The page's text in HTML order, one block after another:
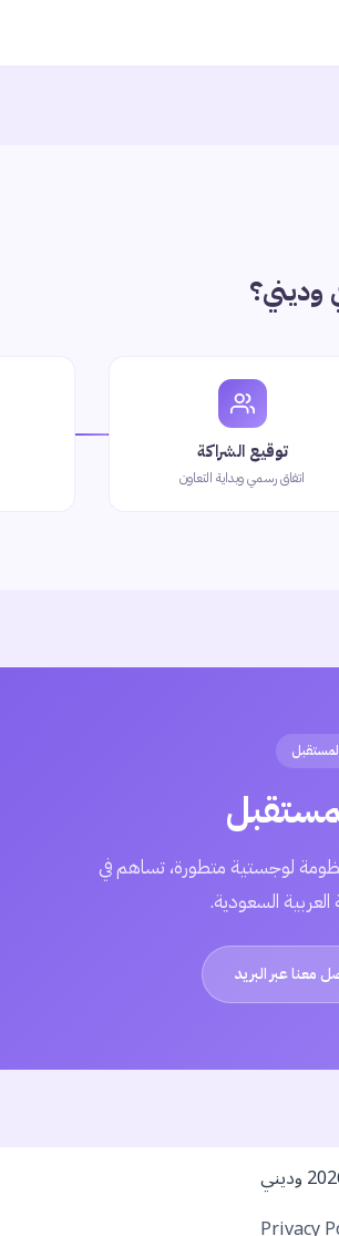
وديني؟
توقيع الشراكة
اتفاق رسمي وبداية التعاون
لوجستية متطورة، تساهم في
السعودية.
معنا عبر البريد